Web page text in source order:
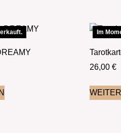
Im
26,00 €